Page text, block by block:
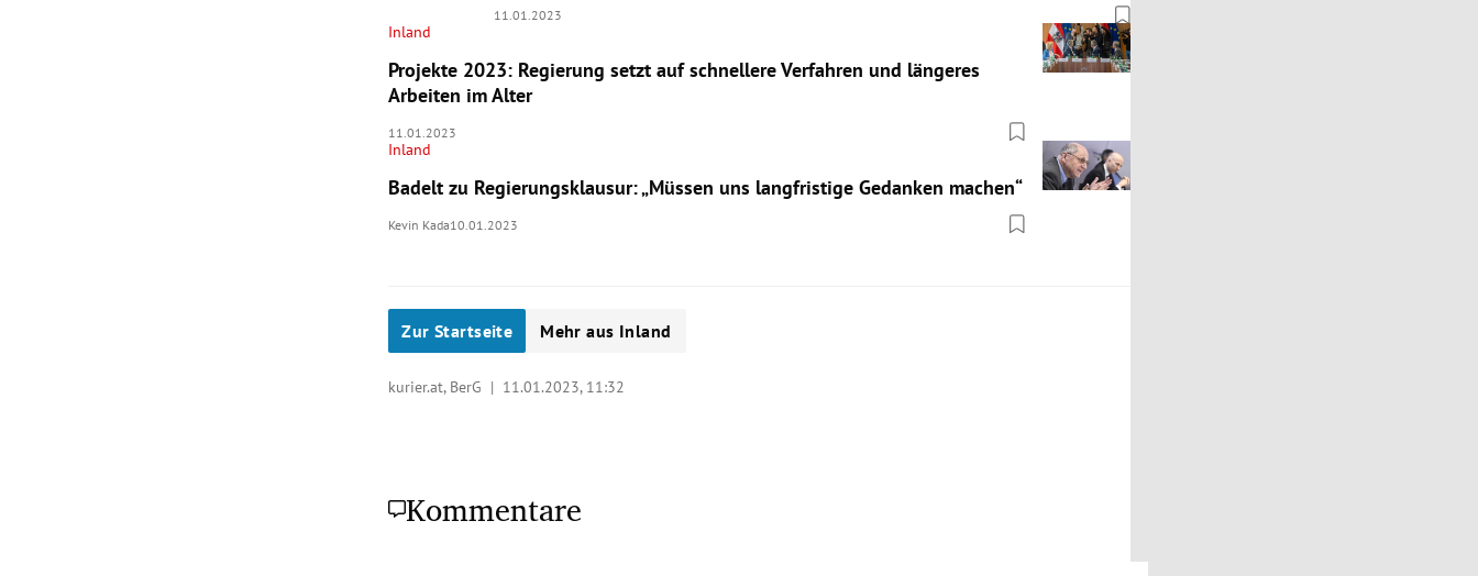
11.01.2023
Inland
Projekte 2023: Regierung setzt auf schnellere Verfahren und längeres
Arbeiten im Alter
11.01.2023
Inland
Badelt zu Regierungsklausur: „Müssen uns langfristige Gedanken machen“
Kevin Kada10.01.2023
Zur Startseite Mehr aus Inland
kurier.at, BerG | 11.01.2023, 11:32
Kommentare